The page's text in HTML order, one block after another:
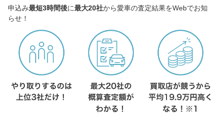
申込み最短3時間後に最大20社から愛車の査定結果をWebでお知
らせ！